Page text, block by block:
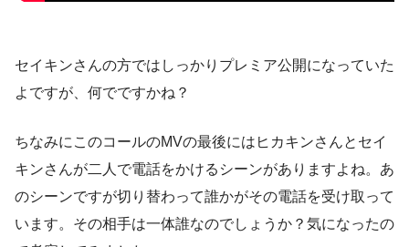
セイキンさんの方ではしっかりプレミア公開になっていた
よですが、何でですかね？
ちなみにこのコールのMVの最後にはヒカキンさんとセイ
キンさんが二人で電話をかけるシーンがありますよね。あ
のシーンですが切り替わって誰かがその電話を受け取って
います。その相手は一体誰なのでしょうか？気になったの